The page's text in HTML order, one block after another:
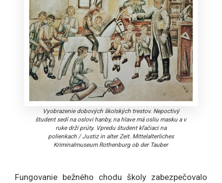
Vyobrazenie dobových školských trestov. Nepoctivý
študent sedí na oslovi hanby, na hlave má osliu masku a v
ruke drží prúty. Vpredu študent kľačiaci na
polienkach/Justiz in alter Zeit. Mittelalterliches
Kriminalmuseum Rothenburg ob der Tauber
Fungovanie bežného chodu školy zabezpečovalo